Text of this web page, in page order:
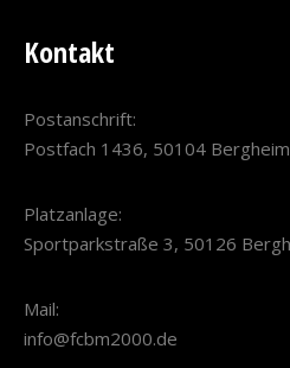
Kontakt
Postanschrift:
Postfach 1436, 50104 Bergheim
Platzanlage:
Sportparkstraße 3, 50126
Mail:
info@fcbm2000.de